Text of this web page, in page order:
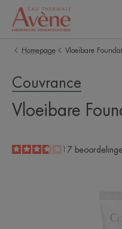
Homepage Vloeibare
Couvrance
Vloeibare
3.6
/517